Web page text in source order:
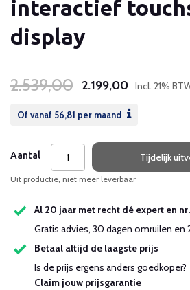
interactief
display
2.539,00 2.199,00 Incl. 21%
Of vanaf 56,81 per maand
Aantal Tijdelijk
Uit productie, niet meer leverbaar
Al 20 jaar met recht dé expert en
Gratis advies, 30 dagen omruilen en
Betaal altijd de laagste prijs
Is de prijs ergens anders goedkoper?
Claim jouw prijsgarantie